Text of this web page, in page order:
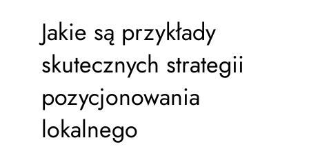
Jakie są przykłady
skutecznych strategii
pozycjonowania
lokalnego